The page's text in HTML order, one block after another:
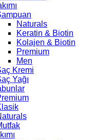
Naturals
Keratin & Biotin
Kolajen & Biotin
Premium
Men
Kremi
Yağı